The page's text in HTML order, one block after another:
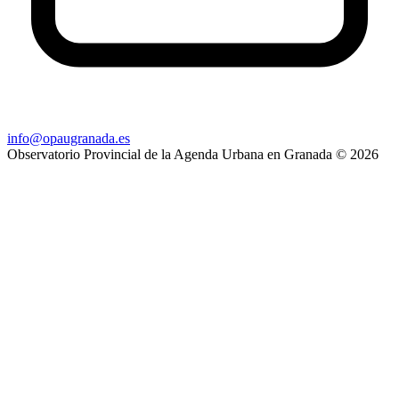
info@opaugranada.es
Observatorio Provincial de la Agenda Urbana en Granada © 2026